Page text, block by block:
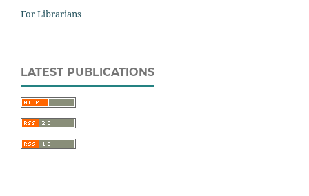
For Librarians
LATEST PUBLICATIONS